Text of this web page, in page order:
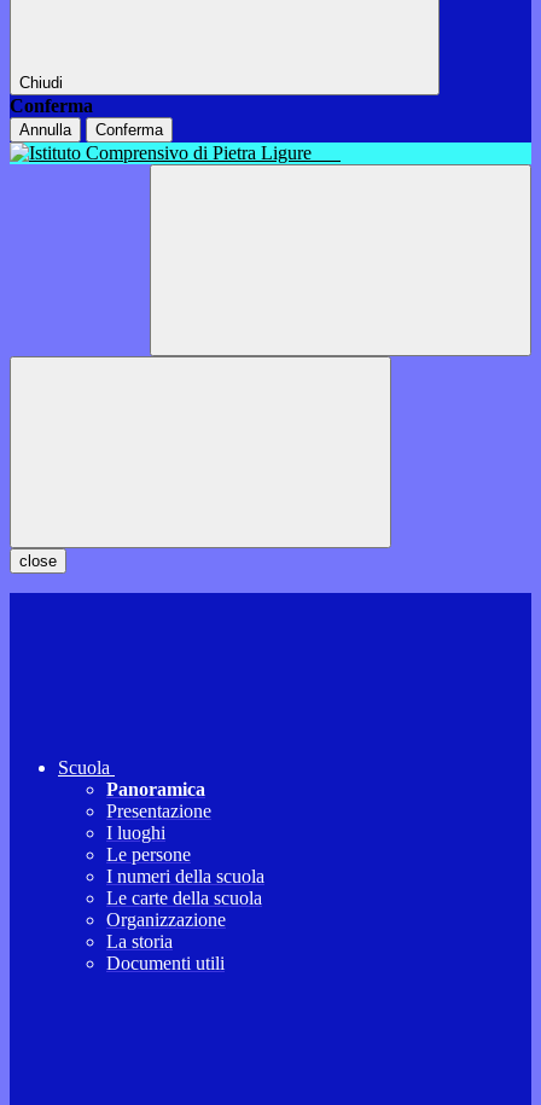
Chiudi
Conferma
Annulla Conferma
close
Scuola
Panoramica
Presentazione
I luoghi
Le persone
I numeri della scuola
Le carte della scuola
Organizzazione
La storia
Documenti utili